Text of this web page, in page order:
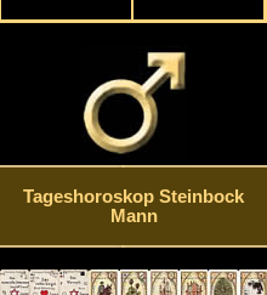
Tageshoroskop Steinbock
Mann